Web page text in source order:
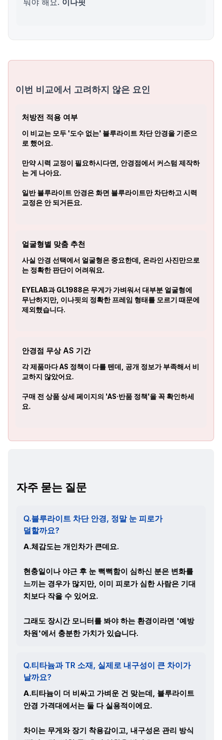
이번 비교에서 고려하지 않은 요인
처방전 적용 여부
이 비교는 모두 '도수 없는' 블루라이트 차단 안경을 기준으
로 했어요.
만약 시력 교정이 필요하시다면, 안경점에서 커스텀 제작하
는 게 나아요.
일반 블루라이트 안경은 화면 블루라이트만 차단하고 시력
교정은 안 되거든요.
얼굴형별 맞춤 추천
사실 안경 선택에서 얼굴형은 중요한데, 온라인 사진만으로
는 정확한 판단이 어려워요.
EYELAB과 GL1988은 무게가 가벼워서 대부분 얼굴형에
무난하지만, 이나핏의 정확한 프레임 형태를 모르기 때문에
제외했습니다.
안경점 무상 AS 기간
각 제품마다 AS 정책이 다를 텐데, 공개 정보가 부족해서 비
교하지 않았어요.
구매 전 상품 상세 페이지의 'AS·반품 정책'을 꼭 확인하세
요.
자주 묻는 질문
Q.블루라이트 차단 안경, 정말 눈 피로가
덜할까요?
A.체감도는 개인차가 큰데요.
현충일이나 야근 후 눈 뻑뻑함이 심하신 분은 변화를
느끼는 경우가 많지만, 이미 피로가 심한 사람은 기대
치보다 작을 수 있어요.
그래도 장시간 모니터를 봐야 하는 환경이라면 '예방
차원'에서 충분한 가치가 있습니다.
Q.티타늄과 TR 소재, 실제로 내구성이 큰 차이가
날까요?
A.티타늄이 더 비싸고 가벼운 건 맞는데, 블루라이트
안경 가격대에서는 둘 다 실용적이에요.
차이는 무게와 장기 착용감이고, 내구성은 관리 방식